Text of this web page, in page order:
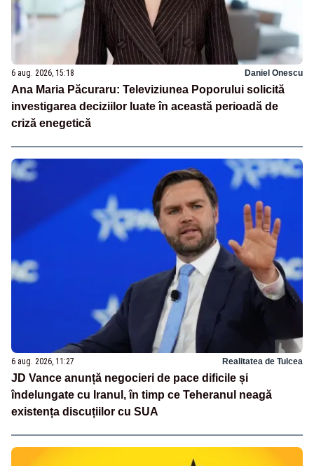
6 aug. 2026, 15:18 Daniel Onescu
Ana Maria Păcuraru: Televiziunea Poporului solicită
investigarea deciziilor luate în această perioadă de
criză enegetică
6 aug. 2026, 11:27 Realitatea de Tulcea
JD Vance anunță negocieri de pace dificile și
îndelungate cu Iranul, în timp ce Teheranul neagă
existența discuțiilor cu SUA